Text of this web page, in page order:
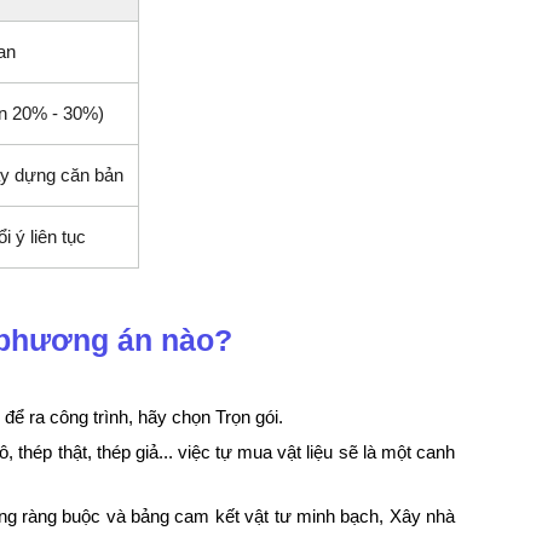
20% - 30%)
dựng căn bản
ý liên tục
án nào?
ra công trình, hãy chọn Trọn gói.
thép thật, thép giả... việc tự mua vật liệu sẽ là một canh
ràng buộc và bảng cam kết vật tư minh bạch, Xây nhà